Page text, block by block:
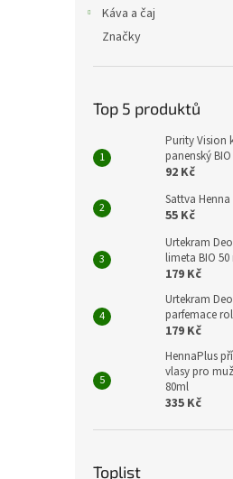
Káva a čaj
Značky
Top 5 produktů
Purity Vision
panenský
92 Kč
Sattva
55 Kč
Urtekram
limeta BIO
179 Kč
Urtekram
parfemace
179 Kč
HennaPlus
vlasy pro
80ml
335 Kč
Toplist